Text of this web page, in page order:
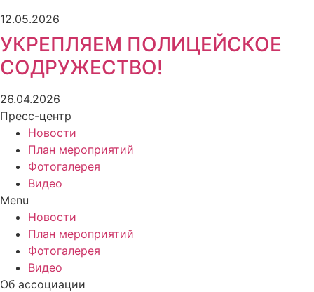
12.05.2026
УКРЕПЛЯЕМ ПОЛИЦЕЙСКОЕ
СОДРУЖЕСТВО!
26.04.2026
Пресс-центр
Новости
План мероприятий
Фотогалерея
Видео
Menu
Новости
План мероприятий
Фотогалерея
Видео
Об ассоциации